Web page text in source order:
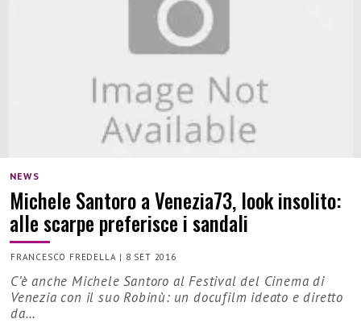
NEWS
Michele Santoro a Venezia73, look insolito:
alle scarpe preferisce i sandali
FRANCESCO FREDELLA | 8 SET 2016
C’è anche Michele Santoro al Festival del Cinema di
Venezia con il suo Robinù: un docufilm ideato e diretto
da…